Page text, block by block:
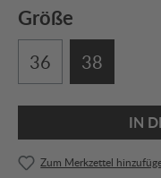
Größe
36 38
IN
Zum Merkzettel